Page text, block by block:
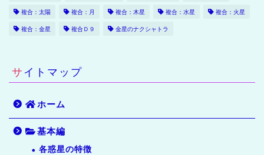
複合：太陽 複合：月 複合：木星 複合：水星 複合：火星
複合：金星 複合Ｄ９ 金星のナクシャトラ
サイトマップ
ホーム
基本編
各惑星の特徴